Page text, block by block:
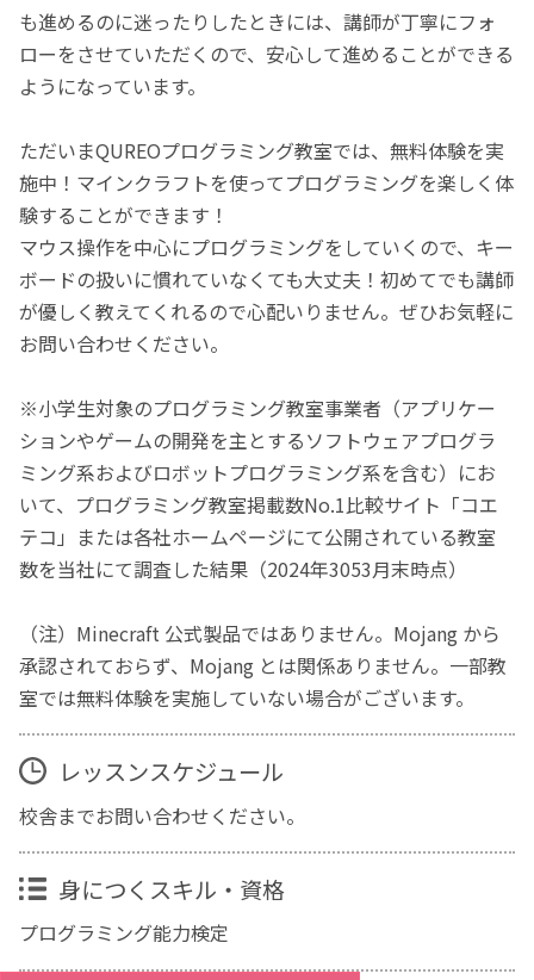
も進めるのに迷ったりしたときには、講師が丁寧にフォ
ローをさせていただくので、安心して進めることができる
ようになっています。
ただいまQUREOプログラミング教室では、無料体験を実
施中！マインクラフトを使ってプログラミングを楽しく体
験することができます！
マウス操作を中心にプログラミングをしていくので、キー
ボードの扱いに慣れていなくても大丈夫！初めてでも講師
が優しく教えてくれるので心配いりません。ぜひお気軽に
お問い合わせください。
※小学生対象のプログラミング教室事業者（アプリケー
ションやゲームの開発を主とするソフトウェアプログラ
ミング系およびロボットプログラミング系を含む）にお
いて、プログラミング教室掲載数No.1比較サイト「コエ
テコ」または各社ホームページにて公開されている教室
数を当社にて調査した結果（2024年3053月末時点）
（注）Minecraft 公式製品ではありません。Mojang から
承認されておらず、Mojang とは関係ありません。一部教
室では無料体験を実施していない場合がございます。
レッスンスケジュール
校舎までお問い合わせください。
身につくスキル・資格
プログラミング能力検定